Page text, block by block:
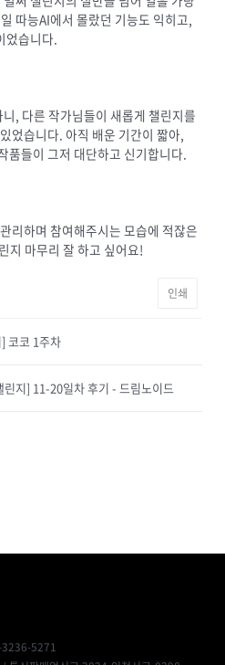
따능AI에서 몰랐던 기능도 익히고,
었습니다.
, 다른 작가님들이 새롭게 챌린지를
었습니다. 아직 배운 기간이 짧아,
품들이 그저 대단하고 신기합니다.
리하며 참여해주시는 모습에 적잖은
지 마무리 잘 하고 싶어요!
인쇄
코코 1주차
린지] 11-20일차 후기 - 드림노이드
3236-5271